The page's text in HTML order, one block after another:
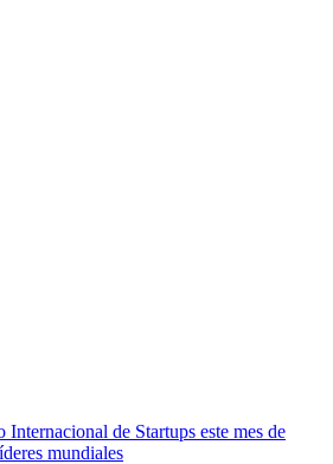
Internacional de Startups este mes de
mundiales